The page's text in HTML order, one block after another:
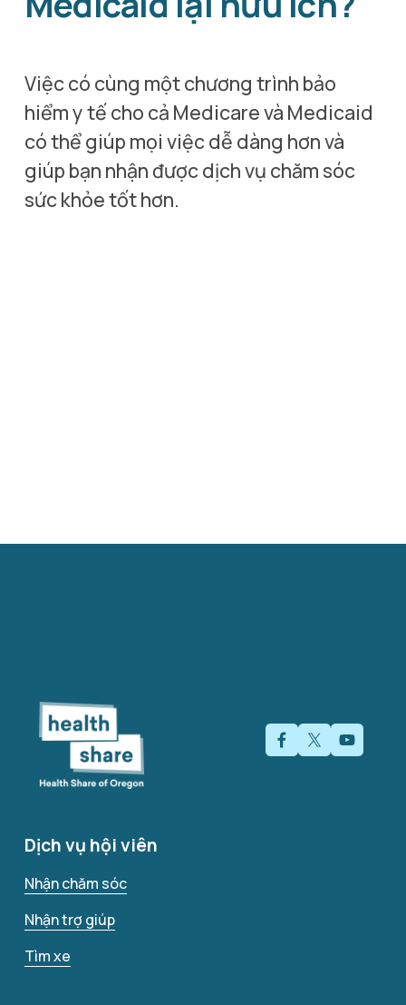
Việc có cùng một chương trình bảo
hiểm y tế cho cả Medicare và Medicaid
có thể giúp mọi việc dễ dàng hơn và
giúp bạn nhận được dịch vụ chăm sóc
sức khỏe tốt hơn.
Dịch vụ hội viên
Nhận chăm sóc
Nhận trợ giúp
Tìm xe